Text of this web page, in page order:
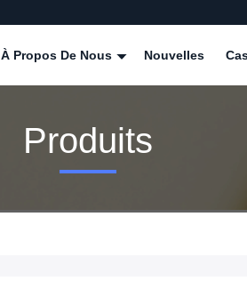
À Propos De Nous Nouvelles
Produits